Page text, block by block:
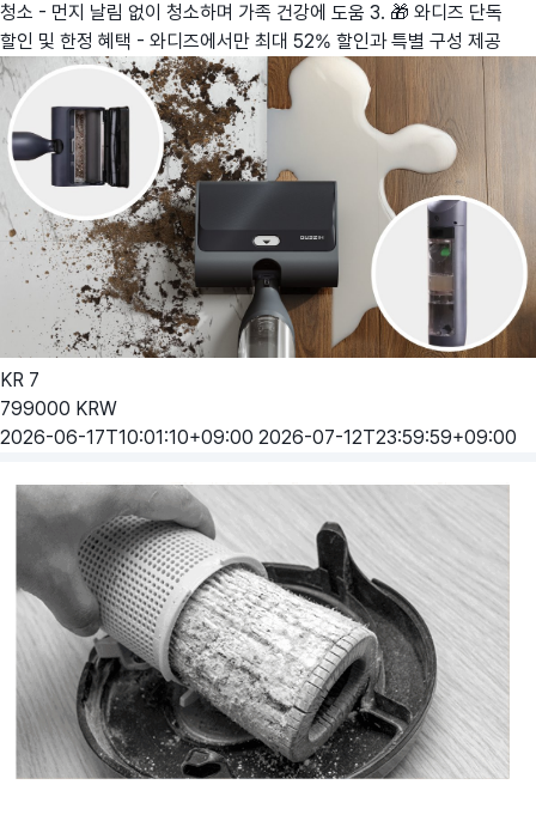
청소 - 먼지 날림 없이 청소하며 가족 건강에 도움 3. 🎁 와디즈 단독
할인 및 한정 혜택 - 와디즈에서만 최대 52% 할인과 특별 구성 제공
KR 7
799000 KRW
2026-06-17T10:01:10+09:00 2026-07-12T23:59:59+09:00